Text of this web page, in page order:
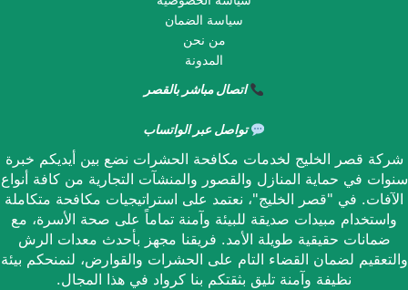
سياسة الضمان
من نحن
المدونة
اتصال مباشر بالقصر
تواصل عبر الواتساب
شركة قصر الخليج لخدمات مكافحة الحشرات نضع بين أيديكم خبرة
سنوات في حماية المنازل والقصور والمنشآت التجارية من كافة أنواع
الآفات. في "قصر الخليج"، نعتمد على استراتيجيات مكافحة متكاملة
واستخدام مبيدات صديقة للبيئة وآمنة تماماً على صحة الأسرة، مع
ضمانات حقيقية طويلة الأمد. فريقنا مجهز بأحدث معدات الرش
والتعقيم لضمان القضاء التام على الحشرات والقوارض، لنمنحكم بيئة
نظيفة وآمنة تليق بثقتكم بنا كرواد في هذا المجال.